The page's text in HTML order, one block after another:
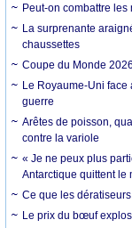
Peut-on combattre
La surprenante
chaussettes
Coupe du Monde
Le Royaume-Uni face
guerre
Arêtes de poisson,
contre la variole
« Je ne peux plus
Antarctique quittent le
Ce que les
Le prix du bœuf